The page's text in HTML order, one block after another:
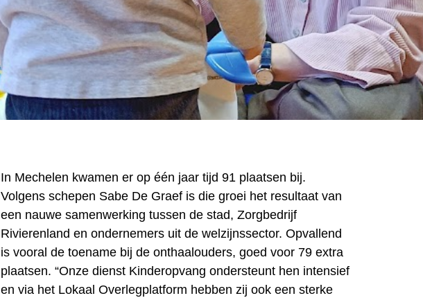
In Mechelen kwamen er op één jaar tijd 91 plaatsen bij.
Volgens schepen Sabe De Graef is die groei het resultaat van
een nauwe samenwerking tussen de stad, Zorgbedrijf
Rivierenland en ondernemers uit de welzijnssector. Opvallend
is vooral de toename bij de onthaalouders, goed voor 79 extra
plaatsen. “Onze dienst Kinderopvang ondersteunt hen intensief
en via het Lokaal Overlegplatform hebben zij ook een sterke